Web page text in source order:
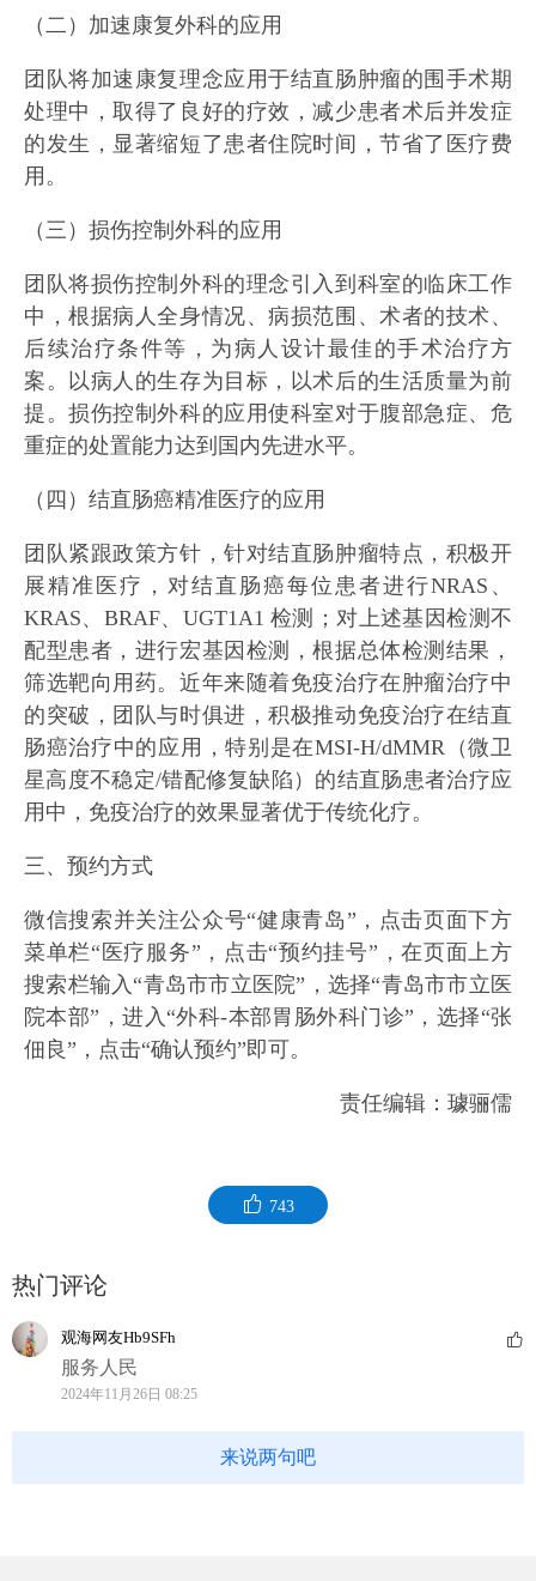
（二）加速康复外科的应用
团队将加速康复理念应用于结直肠肿瘤的围手术期
处理中，取得了良好的疗效，减少患者术后并发症
的发生，显著缩短了患者住院时间，节省了医疗费
用。
（三）损伤控制外科的应用
团队将损伤控制外科的理念引入到科室的临床工作
中，根据病人全身情况、病损范围、术者的技术、
后续治疗条件等，为病人设计最佳的手术治疗方
案。以病人的生存为目标，以术后的生活质量为前
提。损伤控制外科的应用使科室对于腹部急症、危
重症的处置能力达到国内先进水平。
（四）结直肠癌精准医疗的应用
团队紧跟政策方针，针对结直肠肿瘤特点，积极开
展精准医疗，对结直肠癌每位患者进行NRAS、
KRAS、BRAF、UGT1A1 检测；对上述基因检测不
配型患者，进行宏基因检测，根据总体检测结果，
筛选靶向用药。近年来随着免疫治疗在肿瘤治疗中
的突破，团队与时俱进，积极推动免疫治疗在结直
肠癌治疗中的应用，特别是在MSI-H/dMMR（微卫
星高度不稳定/错配修复缺陷）的结直肠患者治疗应
用中，免疫治疗的效果显著优于传统化疗。
三、预约方式
微信搜索并关注公众号“健康青岛”，点击页面下方
菜单栏“医疗服务”，点击“预约挂号”，在页面上方
搜索栏输入“青岛市市立医院”，选择“青岛市市立医
院本部”，进入“外科-本部胃肠外科门诊”，选择“张
佃良”，点击“确认预约”即可。
责任编辑：璩骊儒
743
热门评论
观海网友Hb9SFh
服务人民
2024年11月26日 08:25
来说两句吧